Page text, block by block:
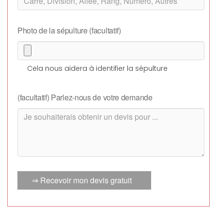
Photo de la sépulture (facultatif)
Cela nous aidera à identifier la sépulture
(facultatif) Parlez-nous de votre demande
⇒ Recevoir mon devis gratuit